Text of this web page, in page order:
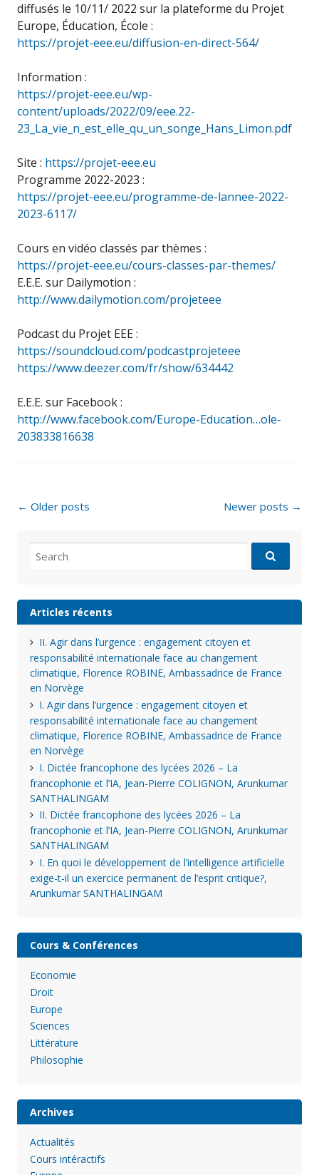
diffusés le 10/11/ 2022 sur la plateforme du Projet
Europe, Éducation, École :
https://projet-eee.eu/diffusion-en-direct-564/
Information :
https://projet-eee.eu/wp-
content/uploads/2022/09/eee.22-
23_La_vie_n_est_elle_qu_un_songe_Hans_Limon.pdf
Site : https://projet-eee.eu
Programme 2022-2023 :
https://projet-eee.eu/programme-de-lannee-2022-
2023-6117/
Cours en vidéo classés par thèmes :
https://projet-eee.eu/cours-classes-par-themes/
E.E.E. sur Dailymotion :
http://www.dailymotion.com/projeteee
Podcast du Projet EEE :
https://soundcloud.com/podcastprojeteee
https://www.deezer.com/fr/show/634442
E.E.E. sur Facebook :
http://www.facebook.com/Europe-Education…ole-
203833816638
Posts
← Older posts Newer posts →
for:
Articles récents
II. Agir dans l’urgence : engagement citoyen et
responsabilité internationale face au changement
climatique, Florence ROBINE, Ambassadrice de France
en Norvège
I. Agir dans l’urgence : engagement citoyen et
responsabilité internationale face au changement
climatique, Florence ROBINE, Ambassadrice de France
en Norvège
I. Dictée francophone des lycées 2026 – La
francophonie et l’IA, Jean-Pierre COLIGNON, Arunkumar
SANTHALINGAM
II. Dictée francophone des lycées 2026 – La
francophonie et l’IA, Jean-Pierre COLIGNON, Arunkumar
SANTHALINGAM
I. En quoi le développement de l’intelligence artificielle
exige-t-il un exercice permanent de l’esprit critique?,
Arunkumar SANTHALINGAM
Cours & Conférences
Economie
Droit
Europe
Sciences
Littérature
Philosophie
Archives
Actualités
Cours intéractifs